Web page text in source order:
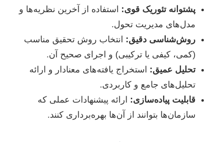
پشتوانه تئوریک قوی: استفاده از آخرین نظریه‌ها و
مدل‌های مدیریت تحول.
روش‌شناسی دقیق: انتخاب روش تحقیق مناسب
(کمی، کیفی یا ترکیبی) و اجرای صحیح آن.
تحلیل عمیق: استخراج یافته‌های معنادار و ارائه
تحلیل‌های جامع و کاربردی.
قابلیت پیاده‌سازی: ارائه پیشنهادات عملی که
سازمان‌ها بتوانند از آن‌ها بهره‌برداری کنند.